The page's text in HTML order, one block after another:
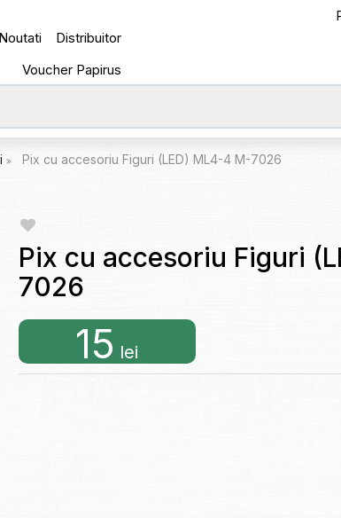
Noutati
Distribuitor
Voucher Papirus
Pix cu accesoriu Figuri (LED) ML4-4 M-7026
Pix cu accesoriu Figuri
7026
15 lei